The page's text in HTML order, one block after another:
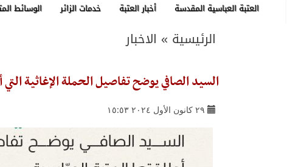
العتبة العباسية المقدسة أخبار العتبة خدمات الزائر الوسائط
الرئيسية » الاخبار
السيد الصافي يوضح تفاصيل الحملة الإغاثية التي
٢٩ كانون الأول ٢٠٢٤ ١٥:٥٣